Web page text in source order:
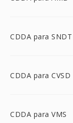
CDDA para SNDT
CDDA para CVSD
CDDA para VMS